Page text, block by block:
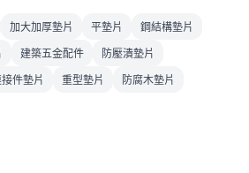
加大加厚墊片 平墊片
鋼結構墊片
建築五金配件
防壓潰墊片
件墊片 重型墊片
防腐木墊片